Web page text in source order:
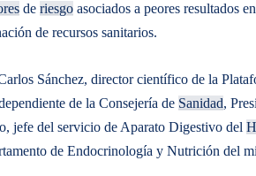
de riesgo asociados a peores resultados
de recursos sanitarios.
Sánchez, director científico de la
de la Consejería de Sanidad,
jefe del servicio de Aparato Digestivo del
de Endocrinología y Nutrición del